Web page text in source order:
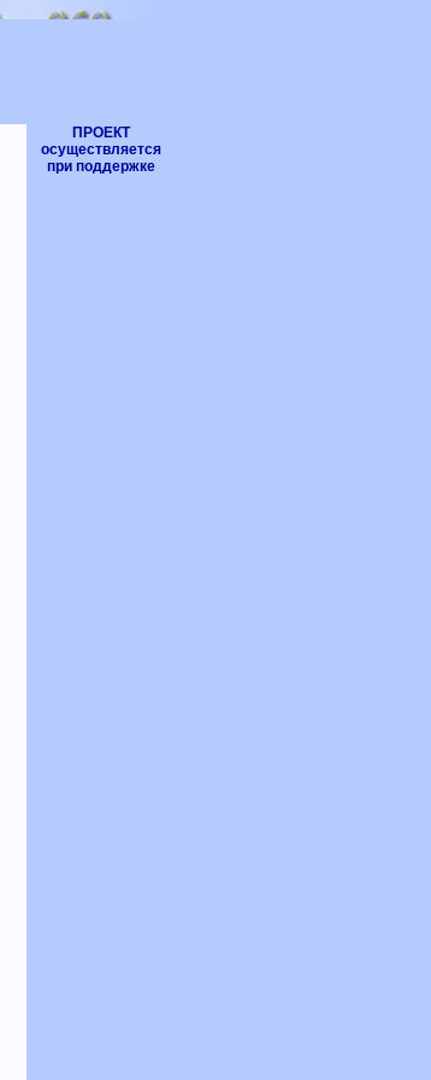
ПРОЕКТ
осуществляется
при поддержке